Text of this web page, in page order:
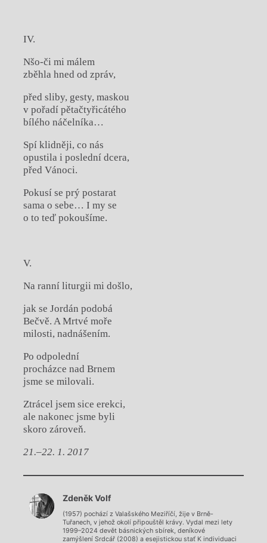
IV.
Nšo-či mi málem
zběhla hned od zpráv,
před sliby, gesty, maskou
v pořadí pětačtyřicátého
bílého náčelníka…
Spí klidněji, co nás
opustila i poslední dcera,
před Vánoci.
Pokusí se prý postarat
sama o sebe… I my se
o to teď pokoušíme.
V.
Na ranní liturgii mi došlo,
jak se Jordán podobá
Bečvě. A Mrtvé moře
milosti, nadnášením.
Po odpolední
procházce nad Brnem
jsme se milovali.
Ztrácel jsem sice erekci,
ale nakonec jsme byli
skoro zároveň.
21.–22. 1. 2017
Chviličku.
Zdeněk Volf
(1957) pochází z Valašského Meziříčí, žije v Brně-
Tuřanech, v jehož okolí připouštěl krávy. Vydal mezi lety
1999–2024 devět básnických sbírek, deníkové
zamýšlení Srdcář (2008) a esejistickou stať K individuaci